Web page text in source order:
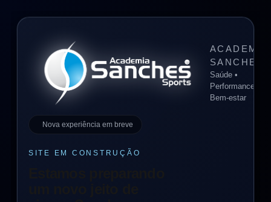
ACADEMIA
SANCHES
Saúde •
Performance •
Bem-estar
Nova experiência em breve
SITE EM CONSTRUÇÃO